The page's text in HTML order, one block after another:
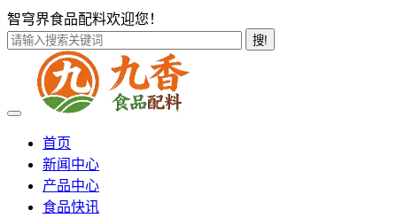
智穹界食品配料欢迎您！
搜!
首页
新闻中心
产品中心
食品快讯